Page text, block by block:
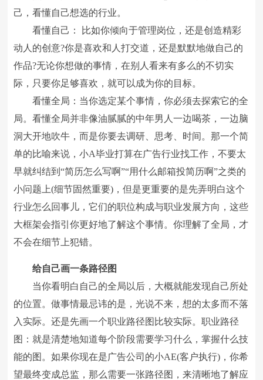
己，看懂自己想选的行业。
看懂自己： 比如你倾向于管理岗位，还是创造精彩
动人的创意?你是喜欢和人打交道，还是默默地做自己的
作品?无论你想做的事情，在别人看来有多么的不切实
际，只要你足够喜欢，就可以成为你的目标。
看懂全局：当你选定某个事情，你必须去探索它的全
局。看懂全局并非像油腻腻的中年男人一边喝茶，一边脑
洞大开地吹牛，而是你要去调研、思考、时间。那一个简
单的比喻来说，小A毕业打算在广告行业找工作，不要太
早就纠结到“简历怎么写啊”“用什么邮箱投简历啊”之类的
小问题上(细节固然重要)，但是更重要的是先弄明白这个
行业怎么回事儿，它们的职位构成与职业发展方向，这些
大框架会指引你更好地了解这个事情。你理解了全局，才
不会在细节上犯错。
给自己画一条路径图
当你看明白自己的全局以后，大概就能发现自己所处
的位置。做事情最忌讳的是，光说不来，想的太多而不落
入实际。还是先画一个职业路径图比较实际。职业路径
图：就是清楚地知道每个阶段需要学习什么，掌握什么技
能的图。如果你现在是广告公司的小AE(客户执行)，你希
望最终变成总监，那么需要一张路径图，来清晰地了解应